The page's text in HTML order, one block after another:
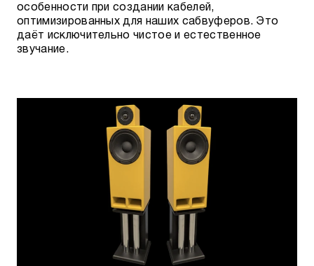
особенности при создании кабелей,
оптимизированных для наших сабвуферов. Это
даёт исключительно чистое и естественное
звучание.